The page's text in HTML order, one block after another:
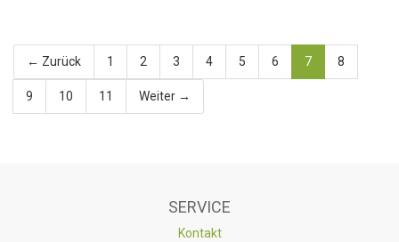
← Zurück 1 2 3 4 5 6 7 8
9 10 11 Weiter →
SERVICE
Kontakt